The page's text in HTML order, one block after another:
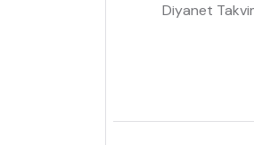
Diyanet